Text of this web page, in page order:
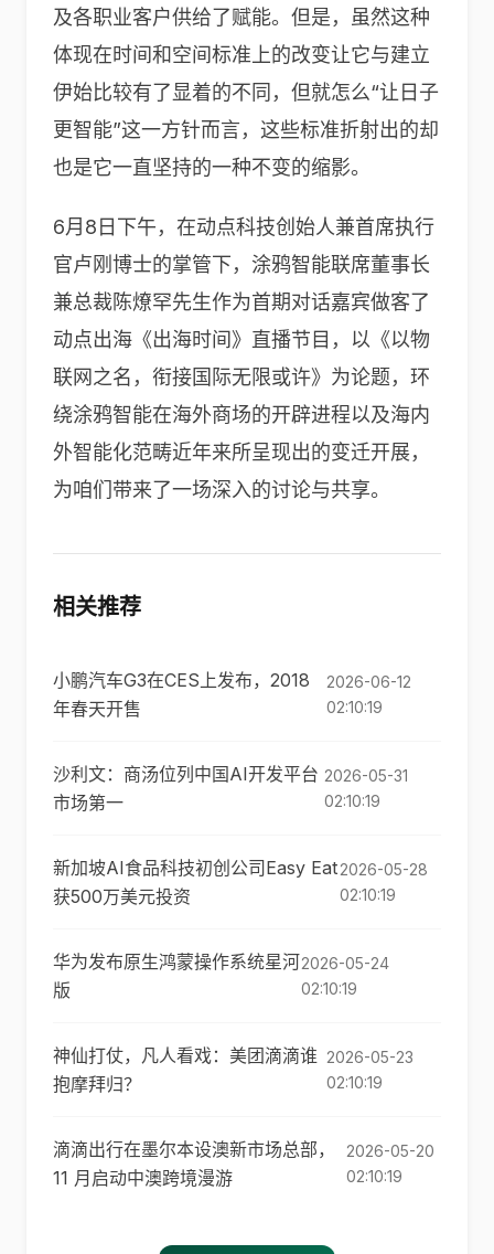
及各职业客户供给了赋能。但是，虽然这种
体现在时间和空间标准上的改变让它与建立
伊始比较有了显着的不同，但就怎么“让日子
更智能”这一方针而言，这些标准折射出的却
也是它一直坚持的一种不变的缩影。
6月8日下午，在动点科技创始人兼首席执行
官卢刚博士的掌管下，涂鸦智能联席董事长
兼总裁陈燎罕先生作为首期对话嘉宾做客了
动点出海《出海时间》直播节目，以《以物
联网之名，衔接国际无限或许》为论题，环
绕涂鸦智能在海外商场的开辟进程以及海内
外智能化范畴近年来所呈现出的变迁开展，
为咱们带来了一场深入的讨论与共享。
相关推荐
小鹏汽车G3在CES上发布，2018
年春天开售
2026-06-12
02:10:19
沙利文：商汤位列中国AI开发平台
市场第一
2026-05-31
02:10:19
新加坡AI食品科技初创公司Easy Eat
获500万美元投资
2026-05-28
02:10:19
华为发布原生鸿蒙操作系统星河
版
2026-05-24
02:10:19
神仙打仗，凡人看戏：美团滴滴谁
抱摩拜归？
2026-05-23
02:10:19
滴滴出行在墨尔本设澳新市场总部，
11 月启动中澳跨境漫游
2026-05-20
02:10:19